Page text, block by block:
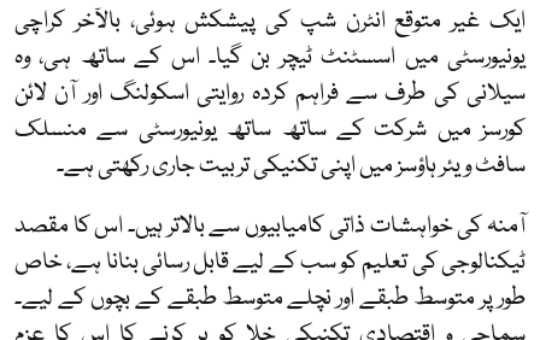
ایک غیر متوقع انٹرن شپ کی پیشکش ہوئی، بالآخر کراچی
یونیورسٹی میں اسسٹنٹ ٹیچر بن گیا۔ اس کے ساتھ ہی، وہ
سیلانی کی طرف سے فراہم کردہ روایتی اسکولنگ اور آن لائن
کورسز میں شرکت کے ساتھ ساتھ یونیورسٹی سے منسلک
سافٹ ویئر ہاؤسز میں اپنی تکنیکی تربیت جاری رکھتی ہے۔
آمنہ کی خواہشات ذاتی کامیابیوں سے بالاتر ہیں۔ اس کا مقصد
ٹیکنالوجی کی تعلیم کو سب کے لیے قابل رسائی بنانا ہے، خاص
طور پر متوسط طبقے اور نچلے متوسط طبقے کے بچوں کے لیے۔